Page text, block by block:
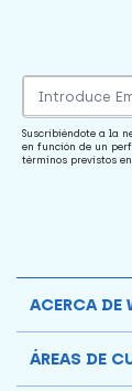
Suscribiéndote a la
en función de un
términos previstos
ACERCA DE
ÁREAS DE